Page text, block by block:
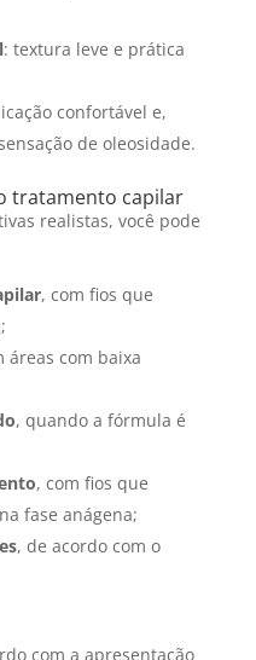
: textura leve e prática
confortável e,
de oleosidade.
tratamento capilar
realistas, você pode
, com fios que
áreas com baixa
, quando a fórmula é
, com fios que
fase anágena;
, de acordo com o
com a apresentação